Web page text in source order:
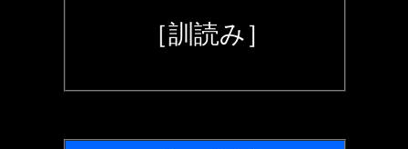
［訓読み］